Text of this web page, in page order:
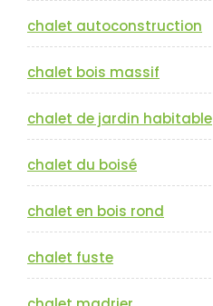
chalet autoconstruction
chalet bois massif
chalet de jardin habitable
chalet du boisé
chalet en bois rond
chalet fuste